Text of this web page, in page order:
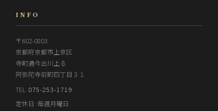
INFO
〒602-0803
京都府京都市上京区
寺町通今出川上る
阿弥陀寺前町四丁目３１
TEL: 075-253-1719
定休日: 毎週月曜日